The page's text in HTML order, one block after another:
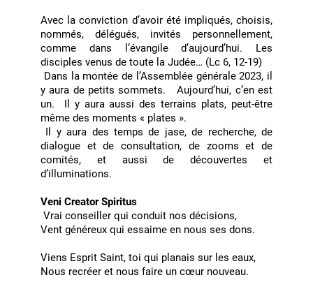
Avec la conviction d’avoir été impliqués, choisis,
nommés, délégués, invités personnellement,
comme dans l’évangile d’aujourd’hui. Les
disciples venus de toute la Judée… (Lc 6, 12-19)
Dans la montée de l’Assemblée générale 2023, il
y aura de petits sommets. Aujourd’hui, c’en est
un. Il y aura aussi des terrains plats, peut-être
même des moments « plates ».
Il y aura des temps de jase, de recherche, de
dialogue et de consultation, de zooms et de
comités, et aussi de découvertes et
d’illuminations.
Veni Creator Spiritus
Vrai conseiller qui conduit nos décisions,
Vent généreux qui essaime en nous ses dons.
Viens Esprit Saint, toi qui planais sur les eaux,
Nous recréer et nous faire un cœur nouveau.